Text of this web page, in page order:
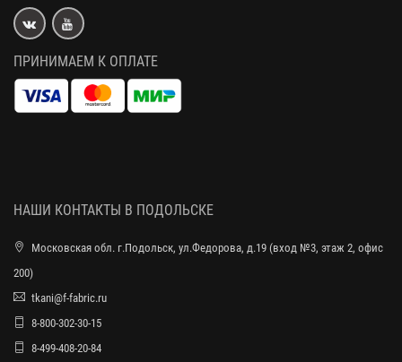
ПРИНИМАЕМ К ОПЛАТЕ
НАШИ КОНТАКТЫ В ПОДОЛЬСКЕ
Московская обл. г.Подольск, ул.Федорова, д.19 (вход №3, этаж 2, офис
200)
tkani@f-fabric.ru
8-800-302-30-15
8-499-408-20-84